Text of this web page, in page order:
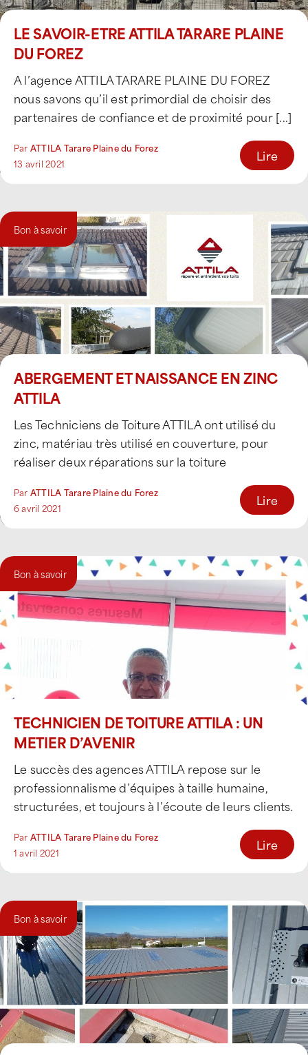
LE SAVOIR-ETRE ATTILA TARARE PLAINE
DU FOREZ
A l’agence ATTILA TARARE PLAINE DU FOREZ
nous savons qu’il est primordial de choisir des
partenaires de confiance et de proximité pour [...]
Par ATTILA Tarare Plaine du Forez
13 avril 2021
Lire
Bon à savoir
ABERGEMENT ET NAISSANCE EN ZINC
ATTILA
Les Techniciens de Toiture ATTILA ont utilisé du
zinc, matériau très utilisé en couverture, pour
réaliser deux réparations sur la toiture
Par ATTILA Tarare Plaine du Forez
6 avril 2021
Lire
Bon à savoir
TECHNICIEN DE TOITURE ATTILA : UN
METIER D’AVENIR
Le succès des agences ATTILA repose sur le
professionnalisme d’équipes à taille humaine,
structurées, et toujours à l’écoute de leurs clients.
Par ATTILA Tarare Plaine du Forez
1 avril 2021
Lire
Bon à savoir